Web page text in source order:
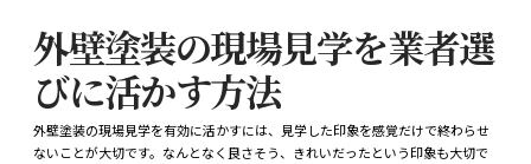
外壁塗装の現場見学を業者選
びに活かす方法
外壁塗装の現場見学を有効に活かすには、見学した印象を感覚だけで終わらせ
ないことが大切です。なんとなく良さそう、きれいだったという印象も大切で